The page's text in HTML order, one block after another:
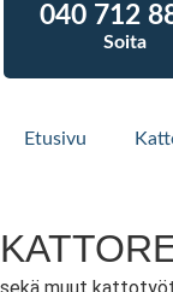
040 712
Soita
Etusivu